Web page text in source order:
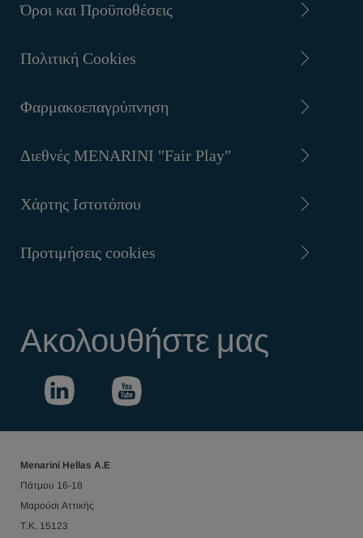
Όροι και Προϋποθέσεις
Πολιτική Cookies
Φαρμακοεπαγρύπνηση
Διεθνές MENARINI "Fair Play"
Χάρτης Ιστοτόπου
Προτιμήσεις cookies
Ακολουθήστε μας
Menarini Hellas Α.Ε
Πάτμου 16-18
Μαρούσι Αττικής
Τ.Κ. 15123